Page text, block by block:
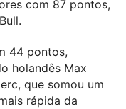
com 87 pontos,
44 pontos,
holandês Max
que somou um
rápida da